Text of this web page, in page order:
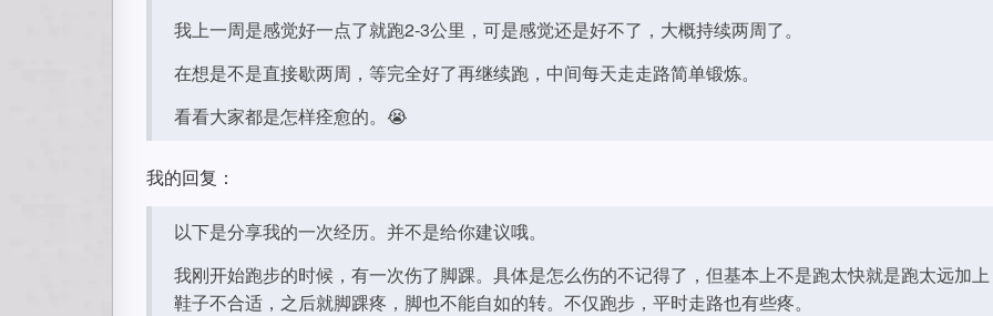
我上一周是感觉好一点了就跑2-3公里，可是感觉还是好不了，大概持续两周了。
在想是不是直接歇两周，等完全好了再继续跑，中间每天走走路简单锻炼。
看看大家都是怎样痊愈的。😭
我的回复：
以下是分享我的一次经历。并不是给你建议哦。
我刚开始跑步的时候，有一次伤了脚踝。具体是怎么伤的不记得了，但基本上不是跑太快就是跑太远加上
鞋子不合适，之后就脚踝疼，脚也不能自如的转。不仅跑步，平时走路也有些疼。